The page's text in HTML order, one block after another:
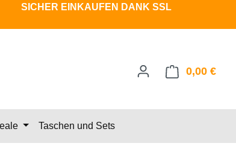
SICHER EINKAUFEN DANK SSL
0,00 €
Taschen und Sets